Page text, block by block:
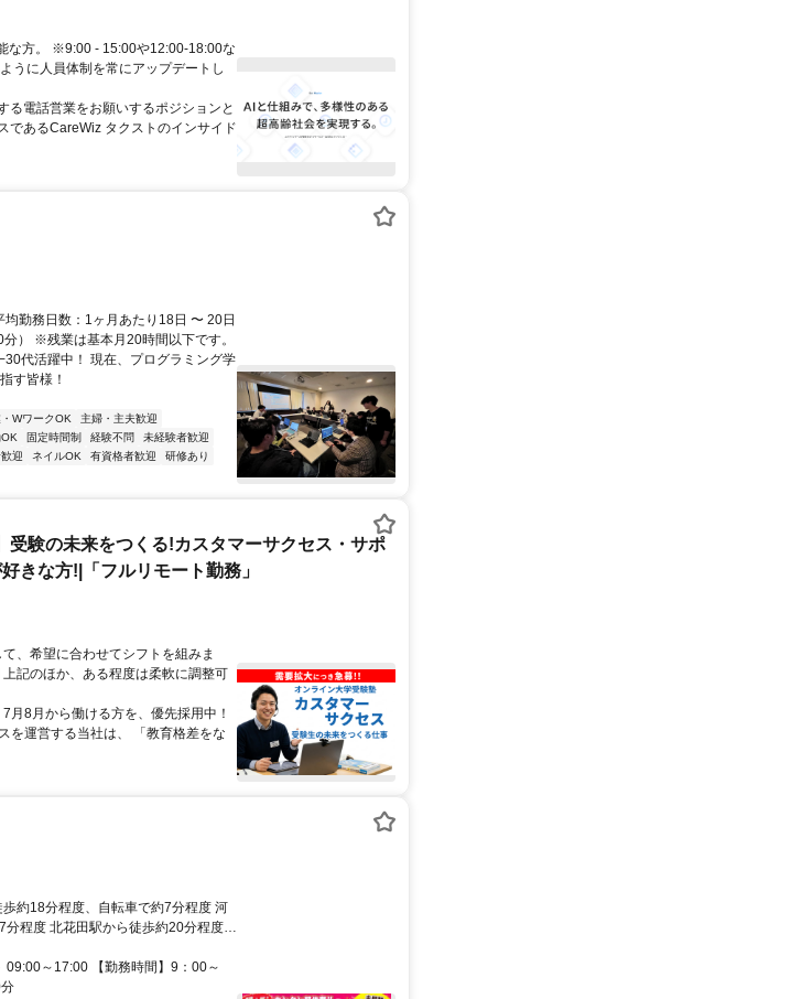
な方。 ※9:00 - 15:00や12:00-18:00な
うに人員体制を常にアップデートし
る電話営業をお願いするポジションと
であるCareWiz タクストのインサイド
勤務日数：1ヶ月あたり18日 〜 20日
） ※残業は基本月20時間以下です。
代活躍中！ 現在、プログラミング学
す皆様！
WワークOK
主婦・主夫歓迎
固定時間制 経験不問
未経験者歓迎
迎 ネイルOK 有資格者歓迎
研修あり
受験の未来をつくる!カスタマーサクセス・サポ
きな方!|「フルリモート勤務」
、希望に合わせてシフトを組みま
記のほか、ある程度は柔軟に調整可
8月から働ける方を、優先採用中！
を運営する当社は、 「教育格差をな
程度 北花田駅から徒歩約20分程度、
09:00～17:00 【勤務時間】9：00～